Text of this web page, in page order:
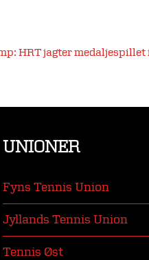
HRT jagter
UNIONER
Fyns Tennis Union
Jyllands Tennis Union
Tennis Øst